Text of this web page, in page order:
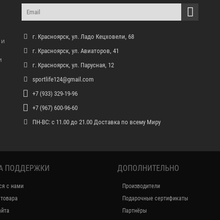
г. Красноярск, ул. Ладо Кецховели, 68
г. Красноярск, ул. Авиаторов, 41
г. Красноярск, ул. Парусная, 12
sportlife124@gmail.com
+7 (933) 329-19-96
+7 (967) 600-96-60
ПН-ВС: с 11.00 до 21.00 Доставка по всему Миру
ПОДДЕРЖКИ
с нами
ДОПОЛНИТЕЛЬНО
Производители
Подарочные сертификаты
Партнёры